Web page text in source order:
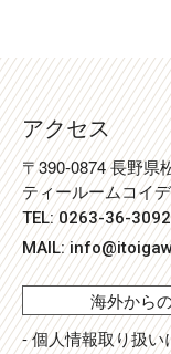
アクセス
〒390-0874 長野県
ティールームコイデ
TEL: 0263-36-
MAIL:
海外から
- 個人情報取り扱い